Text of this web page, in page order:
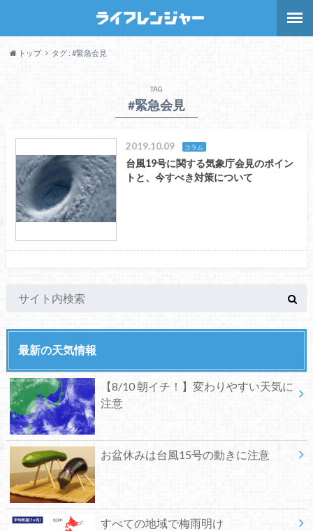
トップ タグ : #緊急会見
TAG
#緊急会見
2019.10.09 コラム
台風19号に関する気象庁会見のポイン
トと、今すべき対策について
最新の天気情報
【8/10 朝イチ！】変わりやすい天気に
注意
お盆休みは台風15号の動きに注意
すべての地域で梅雨明け